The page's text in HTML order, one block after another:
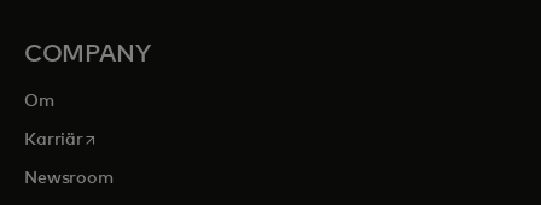
COMPANY
Om
Karriäropens in a new tab
Newsroom